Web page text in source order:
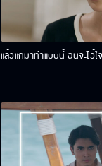
แล้วแกมาทำแบบนี้ ฉันจะไว้ใ